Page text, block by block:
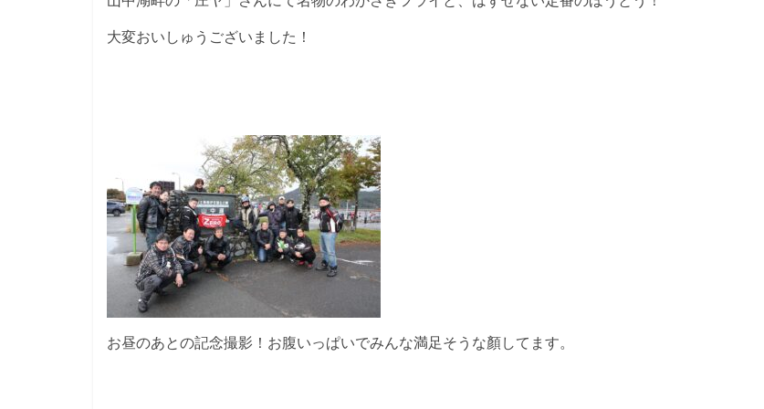
大変おいしゅうございました！
お昼のあとの記念撮影！お腹いっぱいでみんな満足そうな顏してます。